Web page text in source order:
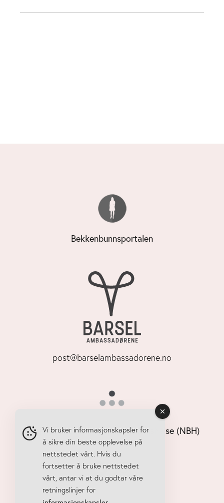
Bekkenbunnsportalen
post@barselambassadorene.no
Nasjonalt senter for bekkenbunnshelse (NBH)
Vi bruker informasjonskapsler for
å sikre din beste opplevelse på
nettstedet vårt. Hvis du
fortsetter å bruke nettstedet
vårt, antar vi at du godtar våre
retningslinjer for